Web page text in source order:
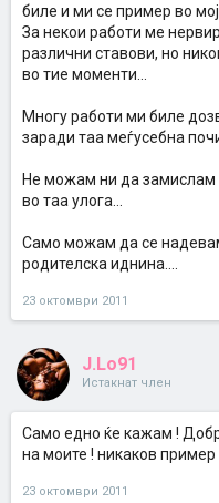
биле и ми се пример во
За некои работи ме
различни ставови, но
во тие моменти...
Многу работи ми биле
заради таа меѓусебна
Не можам ни да замислам
во таа улога...
Само можам да се
родителска иднина....
23 октомври 2011
J.Lo91
Истакнат член
Само едно ќе кажам !
на моите ! никаков пример
23 октомври 2011